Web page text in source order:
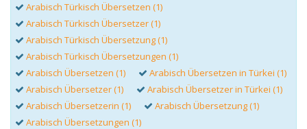
Arabisch Türkisch Übersetzen (1)
Arabisch Türkisch Übersetzer (1)
Arabisch Türkisch Übersetzung (1)
Arabisch Türkisch Übersetzungen (1)
Arabisch Übersetzen (1)
Arabisch Übersetzen in Türkei (1)
Arabisch Übersetzer (1)
Arabisch Übersetzer in Türkei (1)
Arabisch Übersetzerin (1)
Arabisch Übersetzung (1)
Arabisch Übersetzungen (1)